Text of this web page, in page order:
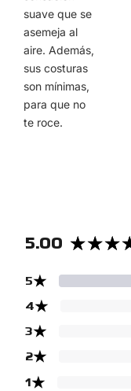
suave que se
asemeja al
aire. Además,
sus costuras
son mínimas,
para que no
te roce.
5.00
5★
4★
3★
2★
1★